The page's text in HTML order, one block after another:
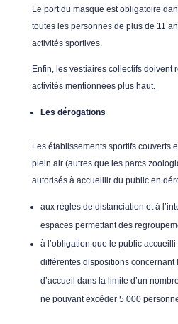
Le port du masque est obligatoire
toutes les personnes de plus de 11
activités sportives.
Enfin, les vestiaires collectifs doivent
activités mentionnées plus haut.
Les dérogations
Les établissements sportifs couverts
plein air (autres que les parcs
autorisés à accueillir du public en
aux règles de distanciation et à
espaces permettant des
à l’obligation que le public
différentes dispositions concernant
d’accueil dans la limite d’un
ne pouvant excéder 5 000